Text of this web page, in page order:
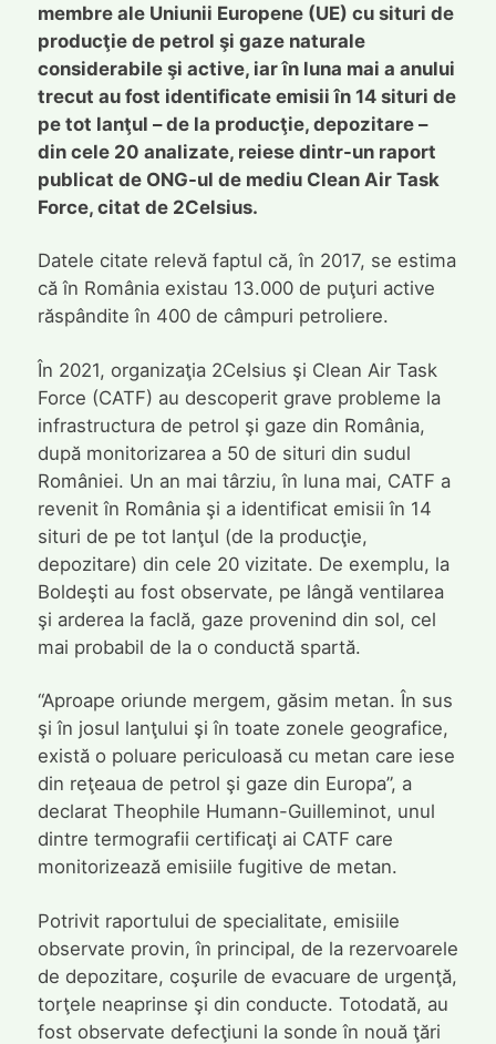
membre ale Uniunii Europene (UE) cu situri de
producţie de petrol şi gaze naturale
considerabile şi active, iar în luna mai a anului
trecut au fost identificate emisii în 14 situri de
pe tot lanţul – de la producţie, depozitare –
din cele 20 analizate, reiese dintr-un raport
publicat de ONG-ul de mediu Clean Air Task
Force, citat de 2Celsius.
Datele citate relevă faptul că, în 2017, se estima
că în România existau 13.000 de puţuri active
răspândite în 400 de câmpuri petroliere.
În 2021, organizaţia 2Celsius şi Clean Air Task
Force (CATF) au descoperit grave probleme la
infrastructura de petrol şi gaze din România,
după monitorizarea a 50 de situri din sudul
României. Un an mai târziu, în luna mai, CATF a
revenit în România şi a identificat emisii în 14
situri de pe tot lanţul (de la producţie,
depozitare) din cele 20 vizitate. De exemplu, la
Boldeşti au fost observate, pe lângă ventilarea
şi arderea la faclă, gaze provenind din sol, cel
mai probabil de la o conductă spartă.
“Aproape oriunde mergem, găsim metan. În sus
şi în josul lanţului şi în toate zonele geografice,
există o poluare periculoasă cu metan care iese
din reţeaua de petrol şi gaze din Europa”, a
declarat Theophile Humann-Guilleminot, unul
dintre termografii certificaţi ai CATF care
monitorizează emisiile fugitive de metan.
Potrivit raportului de specialitate, emisiile
observate provin, în principal, de la rezervoarele
de depozitare, coşurile de evacuare de urgenţă,
torţele neaprinse şi din conducte. Totodată, au
fost observate defecţiuni la sonde în nouă ţări